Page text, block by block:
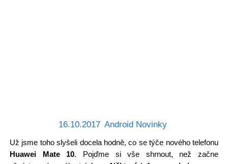
16.10.2017 Android Novinky
Už jsme toho slyšeli docela hodně, co se týče nového telefonu
Huawei Mate 10. Pojďme si vše shrnout, než začne